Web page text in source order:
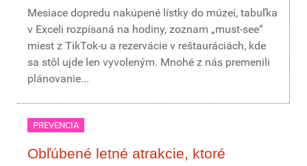
Mesiace dopredu nakúpené lístky do múzeí, tabuľka
v Exceli rozpísaná na hodiny, zoznam „must-see“
miest z TikTok-u a rezervácie v reštauráciách, kde
sa stôl ujde len vyvoleným. Mnohé z nás premenili
plánovanie...
PREVENCIA
Obľúbené letné atrakcie, ktoré